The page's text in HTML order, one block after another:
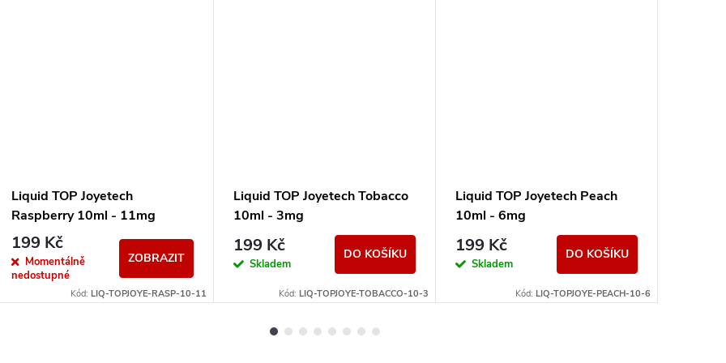
Liquid TOP Joyetech
Raspberry 10ml - 11mg
199 Kč
Momentálně
nedostupné
ZOBRAZIT
Kód: LIQ-TOPJOYE-RASP-10-11
Liquid TOP Joyetech Tobacco
10ml - 3mg
199 Kč
Skladem
DO KOŠÍKU
Kód: LIQ-TOPJOYE-TOBACCO-10-3
Liquid TOP Joyetech Peach
10ml - 6mg
199 Kč
Skladem
DO KOŠÍKU
Kód: LIQ-TOPJOYE-PEACH-10-6